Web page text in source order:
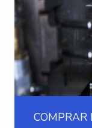
COMPRAR